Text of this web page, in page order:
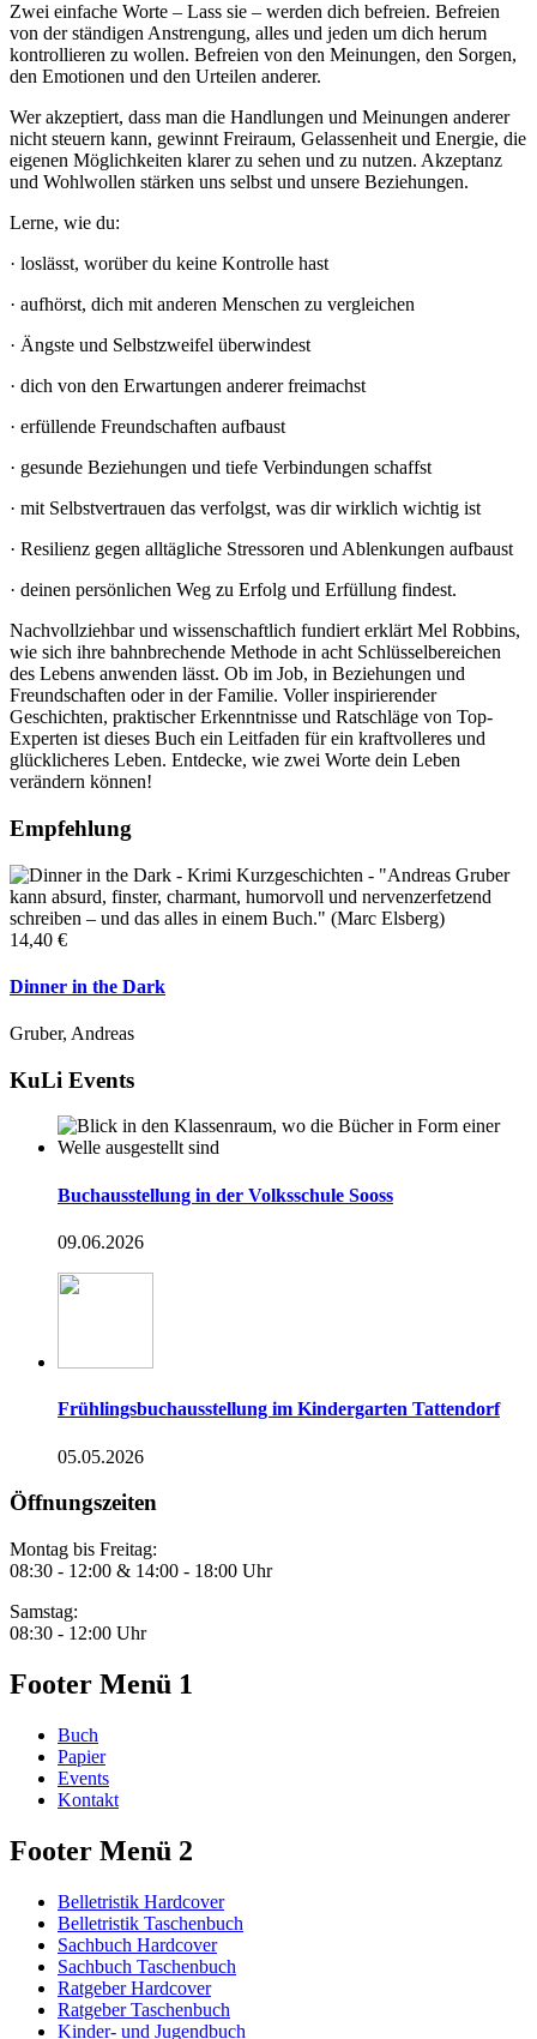
Zwei einfache Worte – Lass sie – werden dich befreien. Befreien
von der ständigen Anstrengung, alles und jeden um dich herum
kontrollieren zu wollen. Befreien von den Meinungen, den Sorgen,
den Emotionen und den Urteilen anderer.
Wer akzeptiert, dass man die Handlungen und Meinungen anderer
nicht steuern kann, gewinnt Freiraum, Gelassenheit und Energie, die
eigenen Möglichkeiten klarer zu sehen und zu nutzen. Akzeptanz
und Wohlwollen stärken uns selbst und unsere Beziehungen.
Lerne, wie du:
· loslässt, worüber du keine Kontrolle hast
· aufhörst, dich mit anderen Menschen zu vergleichen
· Ängste und Selbstzweifel überwindest
· dich von den Erwartungen anderer freimachst
· erfüllende Freundschaften aufbaust
· gesunde Beziehungen und tiefe Verbindungen schaffst
· mit Selbstvertrauen das verfolgst, was dir wirklich wichtig ist
· Resilienz gegen alltägliche Stressoren und Ablenkungen aufbaust
· deinen persönlichen Weg zu Erfolg und Erfüllung findest.
Nachvollziehbar und wissenschaftlich fundiert erklärt Mel Robbins,
wie sich ihre bahnbrechende Methode in acht Schlüsselbereichen
des Lebens anwenden lässt. Ob im Job, in Beziehungen und
Freundschaften oder in der Familie. Voller inspirierender
Geschichten, praktischer Erkenntnisse und Ratschläge von Top-
Experten ist dieses Buch ein Leitfaden für ein kraftvolleres und
glücklicheres Leben. Entdecke, wie zwei Worte dein Leben
verändern können!
Empfehlung
14,40 €
Dinner in the Dark
Gruber, Andreas
KuLi Events
Buchausstellung in der Volksschule Sooss
09.06.2026
Frühlingsbuchausstellung im Kindergarten Tattendorf
05.05.2026
Öffnungszeiten
Montag bis Freitag:
08:30 - 12:00 & 14:00 - 18:00 Uhr
Samstag:
08:30 - 12:00 Uhr
Footer Menü 1
Buch
Papier
Events
Kontakt
Footer Menü 2
Belletristik Hardcover
Belletristik Taschenbuch
Sachbuch Hardcover
Sachbuch Taschenbuch
Ratgeber Hardcover
Ratgeber Taschenbuch
Kinder- und Jugendbuch